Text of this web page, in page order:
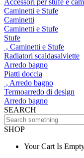
Accessori per stufe e
Caminetti e Stufe
Caminetti
Caminetti e Stufe
Stufe
, Caminetti e Stufe
Radiatori scaldasalviette
Arredo bagno
Piatti doccia
, Arredo bagno
Termoarredo di design
Arredo bagno
SEARCH
SHOP
Your Cart Is